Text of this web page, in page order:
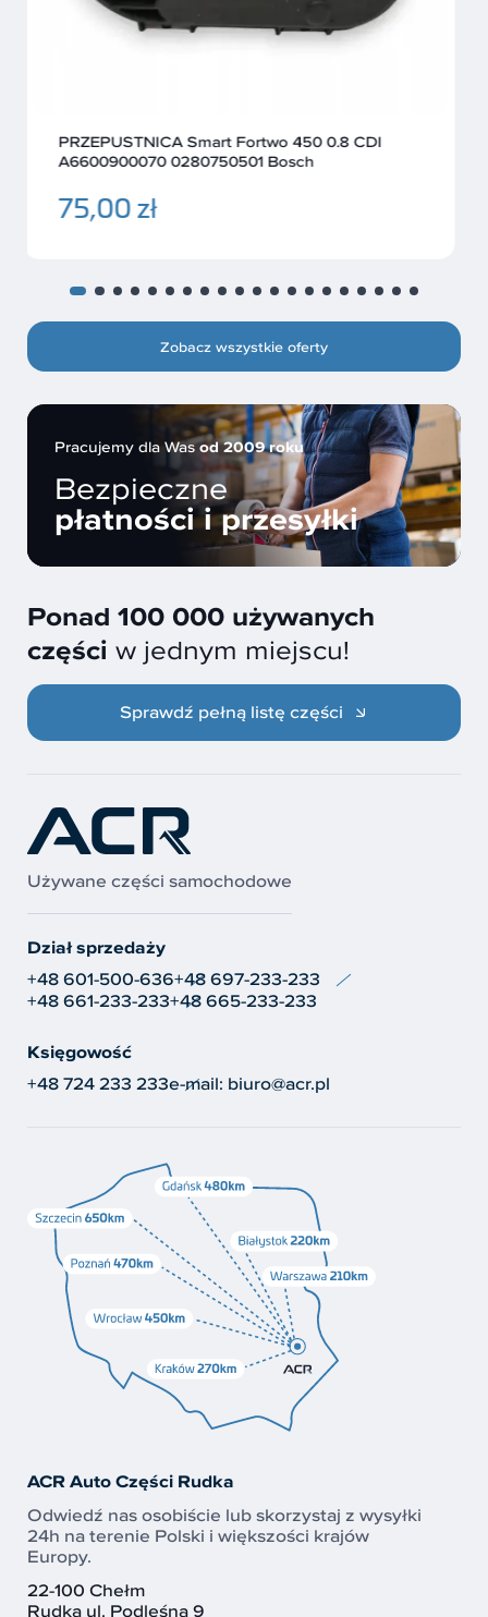
PRZEŁĄCZNIK STEROWANIA SZYBAMI Fiat
Stilo Alfa Romeo Lancia 735360607 OEM
99,00 zł
Zobacz wszystkie oferty
Pracujemy dla Wasod 2009 roku
Bezpieczne
płatności i przesyłki
Ponad 100 000 używanych
części w jednym miejscu!
Sprawdź pełną listę części
Używane części samochodowe
Dział sprzedaży
+48 601-500-636+48 697-233-233
+48 661-233-233+48 665-233-233
Księgowość
+48 724 233 233e-mail: biuro@acr.pl
ACR Auto Części Rudka
Odwiedź nas osobiście lub skorzystaj z wysyłki
24h na terenie Polski i większości krajów
Europy.
22-100 Chełm
Rudka ul. Podleśna 9